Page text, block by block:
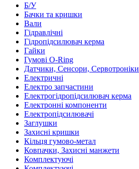
Б/У
Бачки та кришки
Вали
Гідравлічні
Гідропідсилювач керма
Гайки
Гумові O-Ring
Датчики, Сенсори, Сервотроніки
Електричні
Електро запчастини
Електрогідропідсилювач керма
Електронні компоненти
Електропідсилювачі
Заглушки
Захисні кришки
Кільця гумово-метал
Ковпачки, Захисні манжети
Комплектуючі